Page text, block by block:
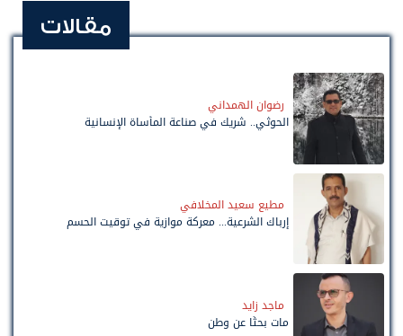
مقالات
رضوان الهمداني
الحوثي.. شريك في صناعة المأساة الإنسانية
مطيع سعيد المخلافي
إرباك الشرعية... معركة موازية في توقيت الحسم
ماجد زايد
مات بحثًا عن وطن